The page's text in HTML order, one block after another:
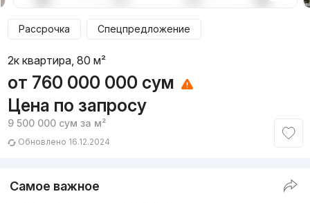
Рассрочка Спецпредложение
2к квартира, 80 м²
от 760 000 000 сум
Цена по запросу
9 500 000 сум за м²
Обновлено 16.12.2024
Самое важное